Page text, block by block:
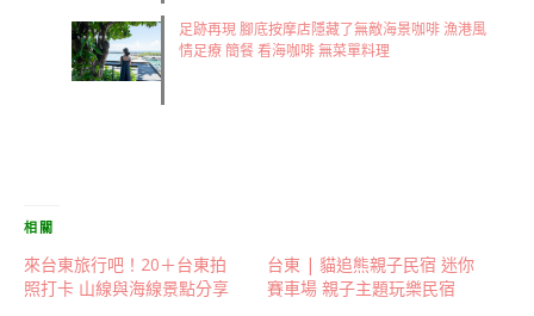
足跡再現 腳底按摩店隱藏了無敵海景咖啡 漁港風
情足療 簡餐 看海咖啡 無菜單料理
相關
來台東旅行吧！20＋台東拍
照打卡 山線與海線景點分享
台東 | 貓追熊親子民宿 迷你
賽車場 親子主題玩樂民宿